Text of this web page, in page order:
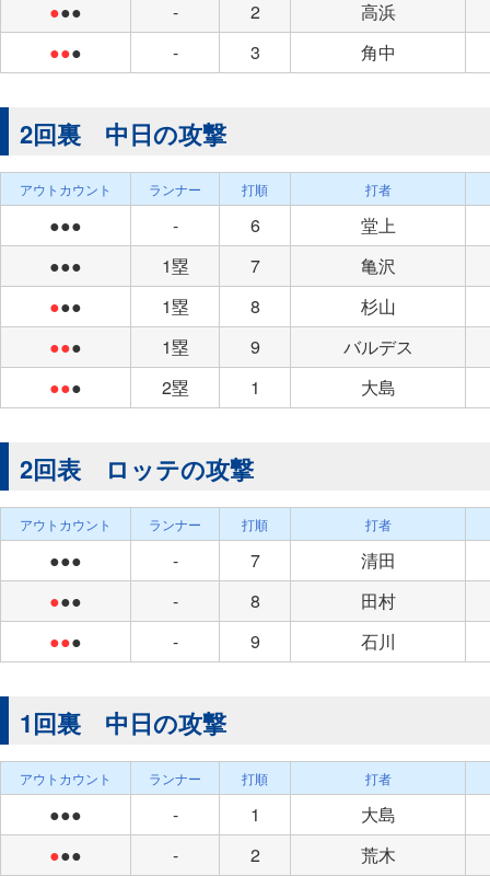
●●● - 2
高浜
●●● - 3 角中
2回裏 中日の攻撃
アウトカウント ランナー 打順 打者
●●● - 6
堂上
●●●
1塁 7
亀沢
●●● 1塁 8
杉山
●●● 1塁 9
バルデス
●●● 2塁 1 大島
2回表 ロッテの攻撃
アウトカウント ランナー 打順 打者
●●● - 7
清田
●●● - 8
田村
●●● - 9 石川
1回裏 中日の攻撃
アウトカウント ランナー 打順 打者
●●● - 1
大島
●●● - 2
荒木